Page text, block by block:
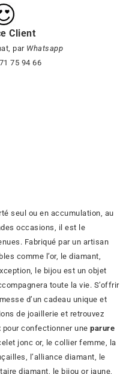
Client
parWhatsapp
75 94 66
seul ou en accumulation, au
occasions, il est le
Fabriqué par un artisan
comme l’or, le diamant,
le bijou est un objet
toute la vie. S’offrir
d’un cadeau unique et
de joaillerie et retrouvez
pour confectionner uneparure
jonc or, le collier femme, la
l’alliance diamant, le
diamant, le bijou or jaune,